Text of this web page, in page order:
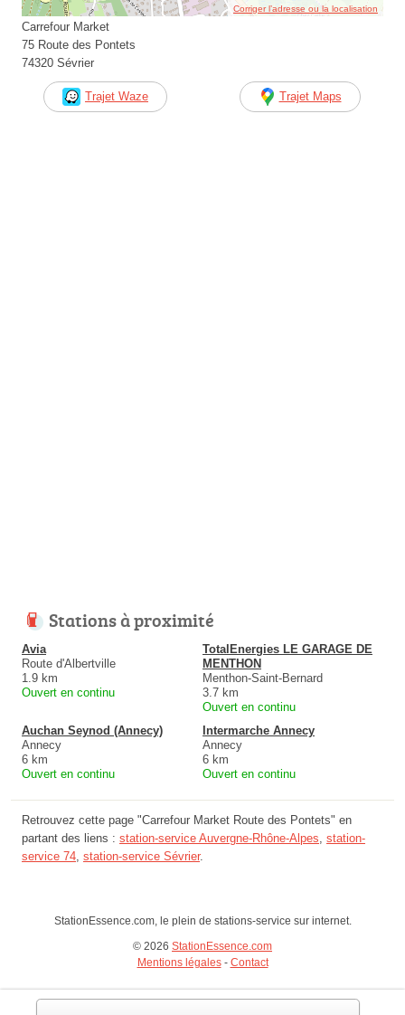
Corriger l’adresse ou la localisation
Carrefour Market
75 Route des Pontets
74320 Sévrier
Trajet Waze Trajet Maps
Stations à proximité
Avia
Route d'Albertville
1.9 km
Ouvert en continu
TotalEnergies LE GARAGE DE
MENTHON
Menthon-Saint-Bernard
3.7 km
Ouvert en continu
Auchan Seynod (Annecy)
Annecy
6 km
Ouvert en continu
Intermarche Annecy
Annecy
6 km
Ouvert en continu
Retrouvez cette page "Carrefour Market Route des Pontets" en
partant des liens : station-service Auvergne-Rhône-Alpes, station-
service 74, station-service Sévrier.
StationEssence.com, le plein de stations-service sur internet.
© 2026 StationEssence.com
Mentions légales- Contact